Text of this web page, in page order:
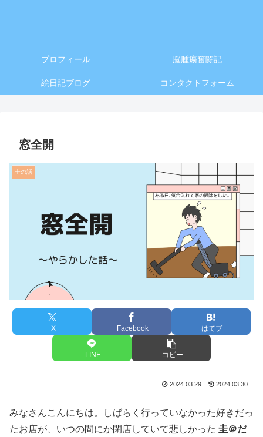
プロフィール 脳腫瘍奮闘記
絵日記ブログ コンタクトフォーム
窓全開
圭の話
X Facebook はてブ
LINE コピー
2024.03.29 2024.03.30
みなさんこんにちは。しばらく行っていなかった好きだっ
たお店が、いつの間にか閉店していて悲しかった 圭＠だ